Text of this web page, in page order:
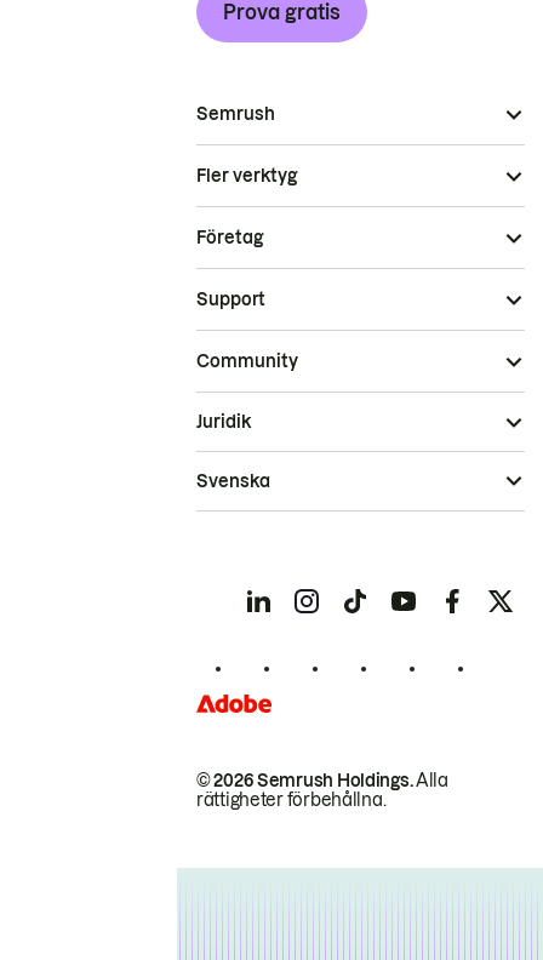
Prova gratis
Semrush
Fler verktyg
Företag
Support
Community
© 2026 Semrush Holdings.Alla
rättigheter förbehållna.
Juridik
Svenska